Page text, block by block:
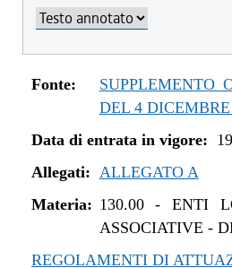
dal 11/08/2020 al 28/10/2020
dal 02/07/2020 al 10/08/2020
dal 21/05/2020 al 18/12/2019
dal 19/12/2019 al 20/05/2020
Fonte:
SUPPLEMENTO
DEL 4 DICEMBRE
Data di entrata in vigore:
Allegati: ALLEGATO A
Materia: 130.00-ENTI
ASSOCIATIVE -
REGOLAMENTI DI